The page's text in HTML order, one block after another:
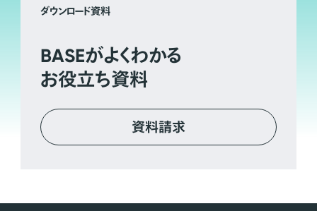
ダウンロード資料
BASEがよくわかる
お役立ち資料
資料請求